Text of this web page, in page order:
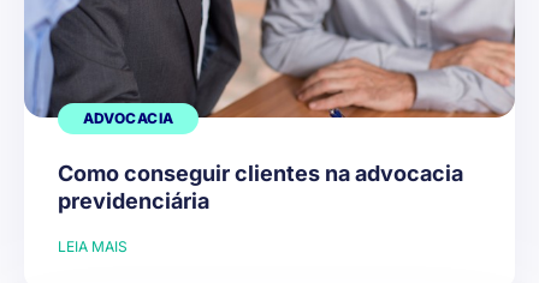
ADVOCACIA
Como conseguir clientes na advocacia
previdenciária
LEIA MAIS